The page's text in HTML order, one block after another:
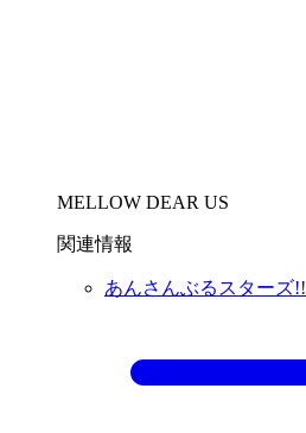
MELLOW DEAR US
関連情報
あんさんぶるスターズ!!